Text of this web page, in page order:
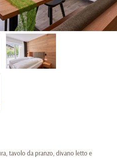
tavolo da pranzo, divano letto e